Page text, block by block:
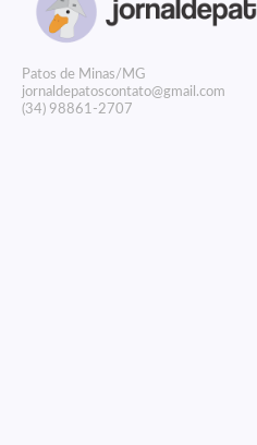
Patos de Minas/MG
jornaldepatoscontato@gmail.com
(34) 98861-2707